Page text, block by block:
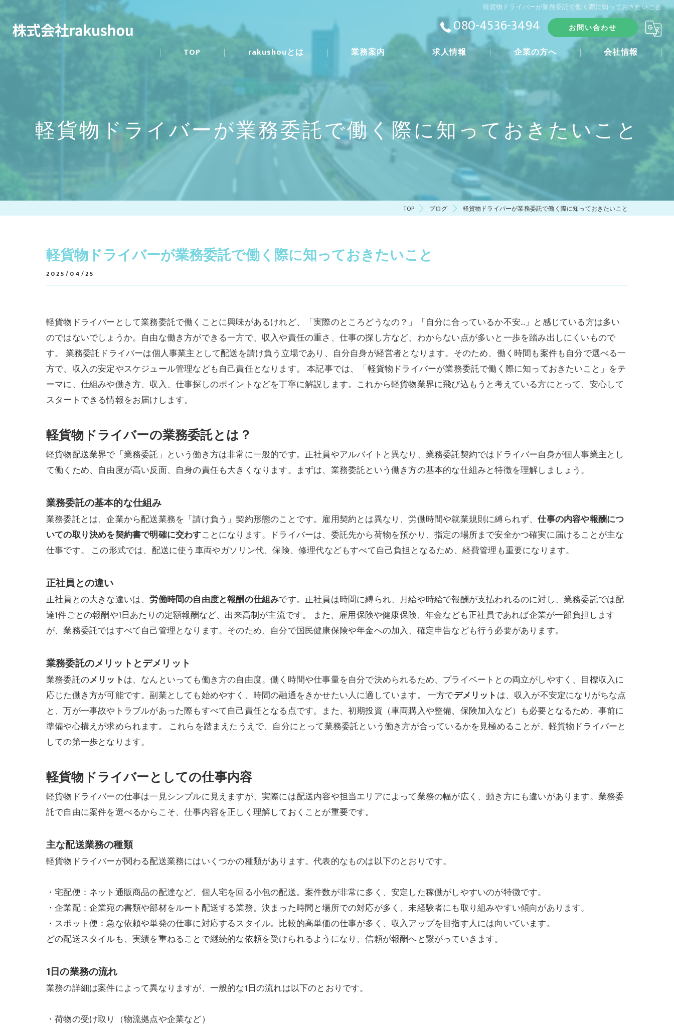
軽貨物ドライバーが業務委託で働く際に知っておきたいこと
080-4536-3494 お問い合わせ
TOP rakushouとは 業務案内 求人情報 企業の方へ 会社情報
軽貨物ドライバーが業務委託で働く際に知っておきたいこと
TOP ブログ 軽貨物ドライバーが業務委託で働く際に知っておきたいこと
軽貨物ドライバーが業務委託で働く際に知っておきたいこと
2025/04/25
軽貨物ドライバーとして業務委託で働くことに興味があるけれど、「実際のところどうなの？」「自分に合っているか不安…」と感じている方は多い
のではないでしょうか。自由な働き方ができる一方で、収入や責任の重さ、仕事の探し方など、わからない点が多いと一歩を踏み出しにくいもので
す。 業務委託ドライバーは個人事業主として配送を請け負う立場であり、自分自身が経営者となります。そのため、働く時間も案件も自分で選べる一
方で、収入の安定やスケジュール管理なども自己責任となります。 本記事では、「軽貨物ドライバーが業務委託で働く際に知っておきたいこと」をテ
ーマに、仕組みや働き方、収入、仕事探しのポイントなどを丁寧に解説します。これから軽貨物業界に飛び込もうと考えている方にとって、安心して
スタートできる情報をお届けします。
軽貨物ドライバーの業務委託とは？
軽貨物配送業界で「業務委託」という働き方は非常に一般的です。正社員やアルバイトと異なり、業務委託契約ではドライバー自身が個人事業主とし
て働くため、自由度が高い反面、自身の責任も大きくなります。まずは、業務委託という働き方の基本的な仕組みと特徴を理解しましょう。
業務委託の基本的な仕組み
業務委託とは、企業から配送業務を「請け負う」契約形態のことです。雇用契約とは異なり、労働時間や就業規則に縛られず、仕事の内容や報酬につ
いての取り決めを契約書で明確に交わすことになります。ドライバーは、委託先から荷物を預かり、指定の場所まで安全かつ確実に届けることが主な
仕事です。 この形式では、配送に使う車両やガソリン代、保険、修理代などもすべて自己負担となるため、経費管理も重要になります。
正社員との違い
正社員との大きな違いは、労働時間の自由度と報酬の仕組みです。正社員は時間に縛られ、月給や時給で報酬が支払われるのに対し、業務委託では配
達1件ごとの報酬や1日あたりの定額報酬など、出来高制が主流です。 また、雇用保険や健康保険、年金なども正社員であれば企業が一部負担します
が、業務委託ではすべて自己管理となります。そのため、自分で国民健康保険や年金への加入、確定申告なども行う必要があります。
業務委託のメリットとデメリット
業務委託のメリットは、なんといっても働き方の自由度。働く時間や仕事量を自分で決められるため、プライベートとの両立がしやすく、目標収入に
応じた働き方が可能です。副業としても始めやすく、時間の融通をきかせたい人に適しています。 一方でデメリットは、収入が不安定になりがちな点
と、万が一事故やトラブルがあった際もすべて自己責任となる点です。また、初期投資（車両購入や整備、保険加入など）も必要となるため、事前に
準備や心構えが求められます。 これらを踏まえたうえで、自分にとって業務委託という働き方が合っているかを見極めることが、軽貨物ドライバーと
しての第一歩となります。
軽貨物ドライバーとしての仕事内容
軽貨物ドライバーの仕事は一見シンプルに見えますが、実際には配送内容や担当エリアによって業務の幅が広く、動き方にも違いがあります。業務委
託で自由に案件を選べるからこそ、仕事内容を正しく理解しておくことが重要です。
主な配送業務の種類
軽貨物ドライバーが関わる配送業務にはいくつかの種類があります。代表的なものは以下のとおりです。
・宅配便：ネット通販商品の配達など、個人宅を回る小包の配送。案件数が非常に多く、安定した稼働がしやすいのが特徴です。
・企業配：企業宛の書類や部材をルート配送する業務。決まった時間と場所での対応が多く、未経験者にも取り組みやすい傾向があります。
・スポット便：急な依頼や単発の仕事に対応するスタイル。比較的高単価の仕事が多く、収入アップを目指す人には向いています。
どの配送スタイルも、実績を重ねることで継続的な依頼を受けられるようになり、信頼が報酬へと繋がっていきます。
1日の業務の流れ
業務の詳細は案件によって異なりますが、一般的な1日の流れは以下のとおりです。
・荷物の受け取り（物流拠点や企業など）